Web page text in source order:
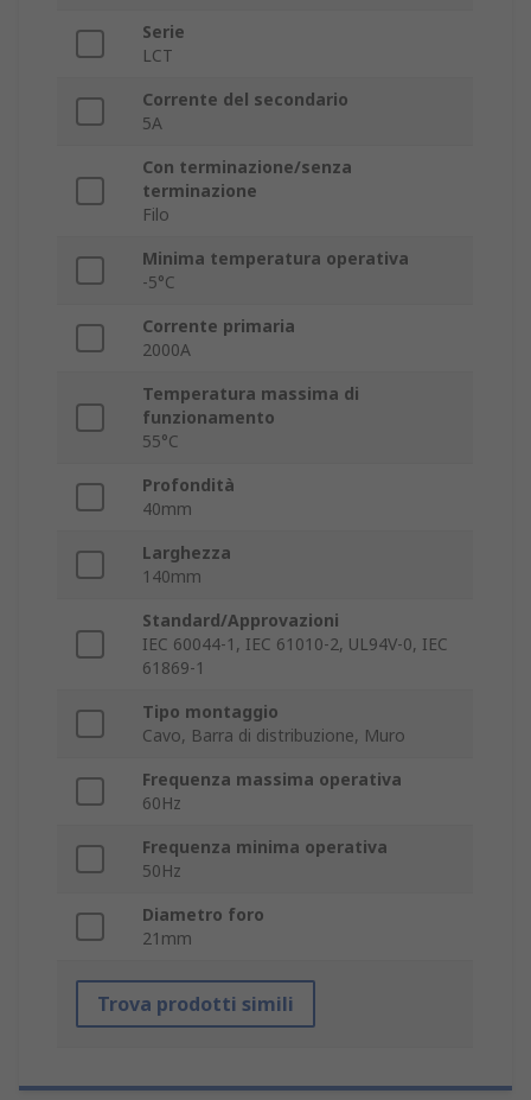
Serie
LCT
Corrente del secondario
5A
Con terminazione/senza
terminazione
Filo
Minima temperatura operativa
-5°C
Corrente primaria
2000A
Temperatura massima di
funzionamento
55°C
Profondità
40mm
Larghezza
140mm
Standard/Approvazioni
IEC 60044-1, IEC 61010-2, UL94V-0, IEC
61869-1
Tipo montaggio
Cavo, Barra di distribuzione, Muro
Frequenza massima operativa
60Hz
Frequenza minima operativa
50Hz
Diametro foro
21mm
Trova prodotti simili